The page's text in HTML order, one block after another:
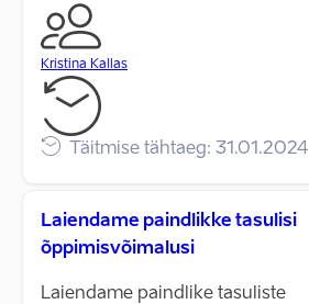
Kristina Kallas
Täitmise tähtaeg: 31.01.2024
Laiendame paindlikke tasulisi
õppimisvõimalusi
Laiendame paindlike tasuliste